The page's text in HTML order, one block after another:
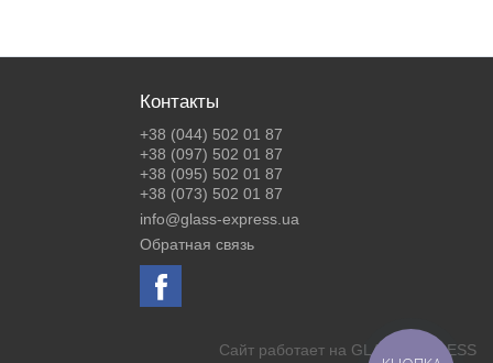
Контакты
+38 (044) 502 01 87
+38 (097) 502 01 87
+38 (095) 502 01 87
+38 (073) 502 01 87
info@glass-express.ua
Обратная связь
Сайт работает на GLASS EXPRESS